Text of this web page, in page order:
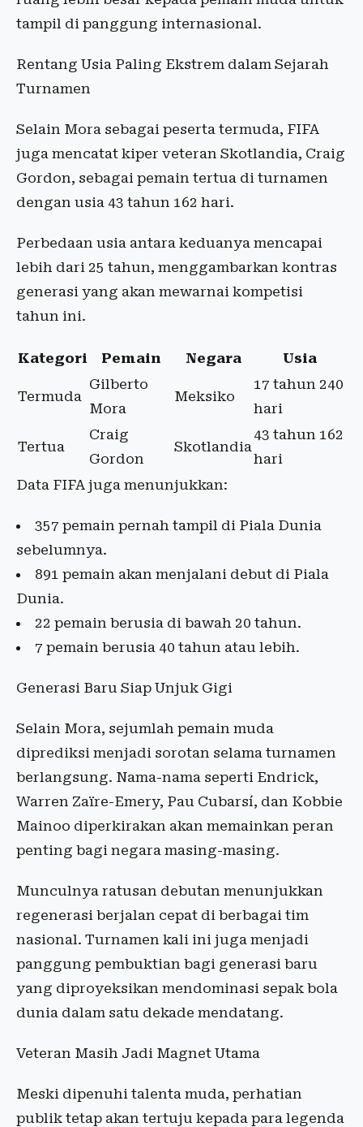
tampil di panggung internasional.
Rentang Usia Paling Ekstrem dalam Sejarah
Turnamen
Selain Mora sebagai peserta termuda, FIFA
juga mencatat kiper veteran Skotlandia, Craig
Gordon, sebagai pemain tertua di turnamen
dengan usia 43 tahun 162 hari.
Perbedaan usia antara keduanya mencapai
lebih dari 25 tahun, menggambarkan kontras
generasi yang akan mewarnai kompetisi
tahun ini.
Kategori Pemain Negara Usia
Termuda
Gilberto
Mora
Meksiko
17 tahun 240
hari
Tertua
Craig
Gordon
Skotlandia
43 tahun 162
hari
Data FIFA juga menunjukkan:
357 pemain pernah tampil di Piala Dunia
sebelumnya.
891 pemain akan menjalani debut di Piala
Dunia.
22 pemain berusia di bawah 20 tahun.
7 pemain berusia 40 tahun atau lebih.
Generasi Baru Siap Unjuk Gigi
Selain Mora, sejumlah pemain muda
diprediksi menjadi sorotan selama turnamen
berlangsung. Nama-nama seperti Endrick,
Warren Zaïre-Emery, Pau Cubarsí, dan Kobbie
Mainoo diperkirakan akan memainkan peran
penting bagi negara masing-masing.
Munculnya ratusan debutan menunjukkan
regenerasi berjalan cepat di berbagai tim
nasional. Turnamen kali ini juga menjadi
panggung pembuktian bagi generasi baru
yang diproyeksikan mendominasi sepak bola
dunia dalam satu dekade mendatang.
Veteran Masih Jadi Magnet Utama
Meski dipenuhi talenta muda, perhatian
publik tetap akan tertuju kepada para legenda